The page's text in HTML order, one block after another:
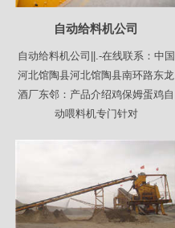
自动给料机公司
自动给料机公司||.-在线联系：中国
河北馆陶县河北馆陶县南环路东龙
酒厂东邻：产品介绍鸡保姆蛋鸡自
动喂料机专门针对